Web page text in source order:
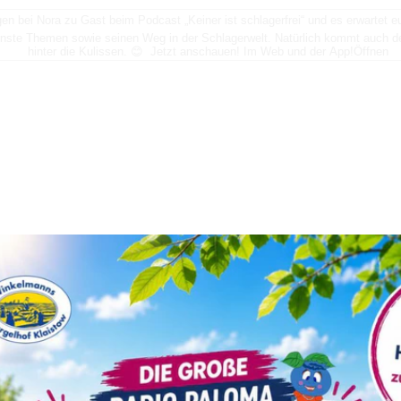
bei Nora zu Gast beim Podcast „Keiner ist schlagerfrei“ und es erwartet
Themen sowie seinen Weg in der Schlagerwelt. Natürlich kommt auch